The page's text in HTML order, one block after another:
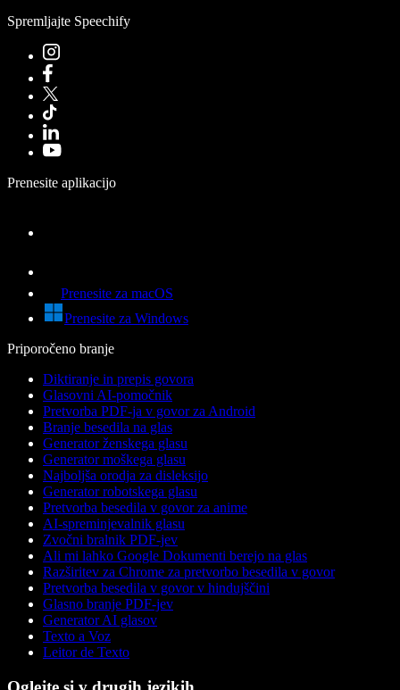
Spremljajte Speechify
Prenesite aplikacijo
Prenesite za macOS
Prenesite za Windows
Priporočeno branje
Diktiranje in prepis govora
Glasovni AI-pomočnik
Pretvorba PDF-ja v govor za Android
Branje besedila na glas
Generator ženskega glasu
Generator moškega glasu
Najboljša orodja za disleksijo
Generator robotskega glasu
Pretvorba besedila v govor za anime
AI-spreminjevalnik glasu
Zvočni bralnik PDF-jev
Ali mi lahko Google Dokumenti berejo na glas
Razširitev za Chrome za pretvorbo besedila v govor
Pretvorba besedila v govor v hindujščini
Glasno branje PDF-jev
Generator AI glasov
Texto a Voz
Leitor de Texto